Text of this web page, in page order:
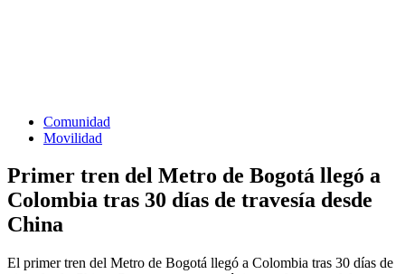
Comunidad
Movilidad
Primer tren del Metro de Bogotá llegó a
Colombia tras 30 días de travesía desde
China
El primer tren del Metro de Bogotá llegó a Colombia tras 30 días de